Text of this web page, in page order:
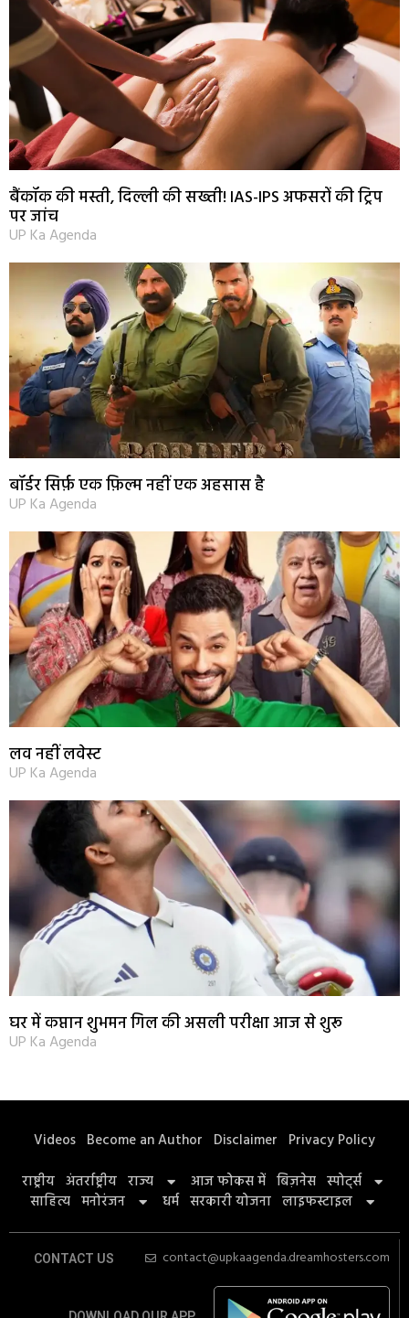
बैंकॉक की मस्ती, दिल्ली की सख्ती! IAS-IPS अफसरों की ट्रिप
पर जांच
UP Ka Agenda
बॉर्डर सिर्फ़ एक फ़िल्म नहीं एक अहसास है
UP Ka Agenda
लव नहीं लवेस्ट
UP Ka Agenda
घर में कप्तान शुभमन गिल की असली परीक्षा आज से शुरू
UP Ka Agenda
Videos Become an Author Disclaimer Privacy Policy
राष्ट्रीय अंतर्राष्ट्रीय राज्य आज फोकस में बिज़नेस स्पोर्ट्स
साहित्य मनोरंजन धर्म सरकारी योजना लाइफस्टाइल
CONTACT US contact@upkaagenda.dreamhosters.com